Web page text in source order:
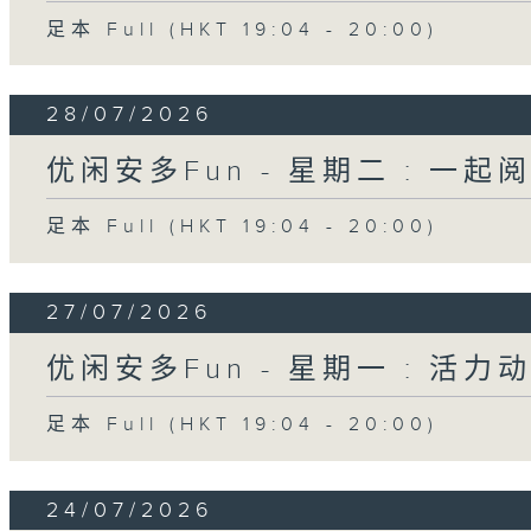
足本 Full (HKT 19:04 - 20:00)
28/07/2026
优闲安多Fun - 星期二 : 一起阅
足本 Full (HKT 19:04 - 20:00)
27/07/2026
优闲安多Fun - 星期一 : 活力动
足本 Full (HKT 19:04 - 20:00)
24/07/2026